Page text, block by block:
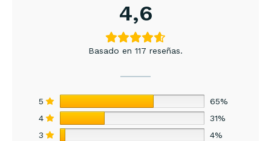
4,6
Basado en 117 reseñas.
5
65%
4
31%
3
4%